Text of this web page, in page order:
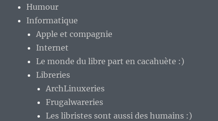
Humour
Informatique
Apple et compagnie
Internet
Le monde du libre part en cacahuète :)
Libreries
ArchLinuxeries
Frugalwareries
Les libristes sont aussi des humains :)